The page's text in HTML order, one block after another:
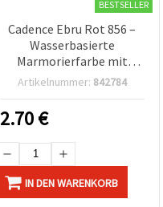
BESTSELLER
Cadence Ebru Rot 856 –
Wasserbasierte
Marmorierfarbe mit
Marmoreffekt, 45 ml –
Ebru-Kunst, Basteln,
Hobby & Profi
Artikelnummer: 842784
2.70€
IN DEN WARENKORB